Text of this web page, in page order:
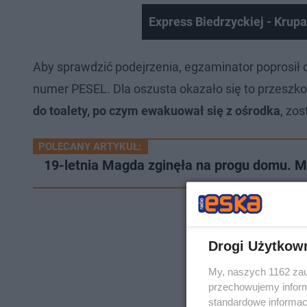
Express Biedrzyckiej - Krupa
Aby sprawdzić podejrzenia, egzaminator
numer PESEL. Dla oszusta okazało się to
do toalety, po czym ewakuował się z ośrodka,
POLECANY ARTYKUŁ:
19-letnia Magda zginęła na progu domu.
Drogi
My, naszych 1162
przechowujemy
standardowe